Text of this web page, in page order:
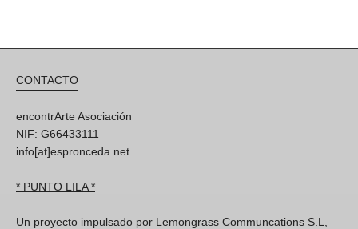
CONTACTO
encontrArte Asociación
NIF: G66433111
info[at]espronceda.net
* PUNTO LILA *
Un proyecto impulsado por Lemongrass Communcations S.L,